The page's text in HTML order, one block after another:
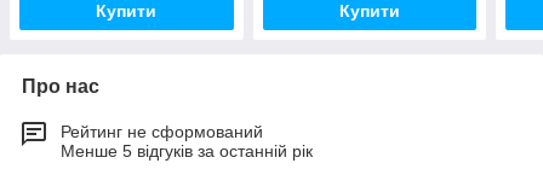
Купити Купити
Про нас
Рейтинг не сформований
Менше 5 відгуків за останній рік